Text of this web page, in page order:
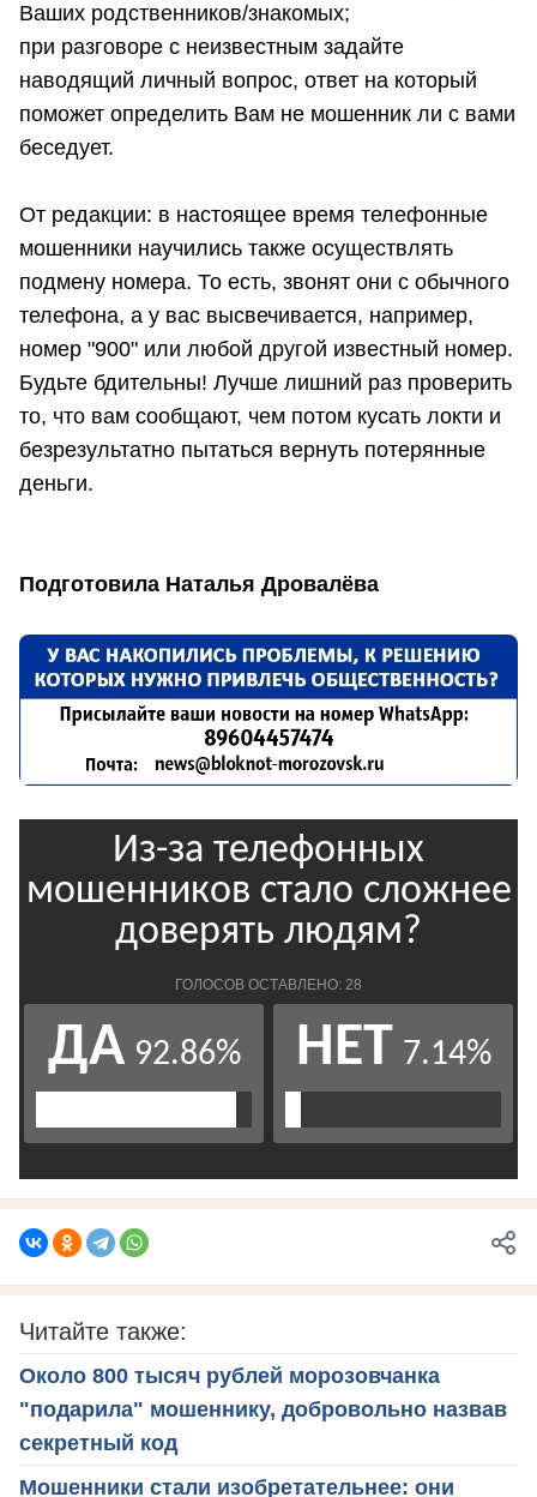
Ваших родственников/знакомых;
при разговоре с неизвестным задайте
наводящий личный вопрос, ответ на который
поможет определить Вам не мошенник ли с вами
беседует.
От редакции: в настоящее время телефонные
мошенники научились также осуществлять
подмену номера. То есть, звонят они с обычного
телефона, а у вас высвечивается, например,
номер "900" или любой другой известный номер.
Будьте бдительны! Лучше лишний раз проверить
то, что вам сообщают, чем потом кусать локти и
безрезультатно пытаться вернуть потерянные
деньги.
Подготовила Наталья Дровалёва
Читайте также:
Около 800 тысяч рублей морозовчанка
"подарила" мошеннику, добровольно назвав
секретный код
Мошенники стали изобретательнее: они